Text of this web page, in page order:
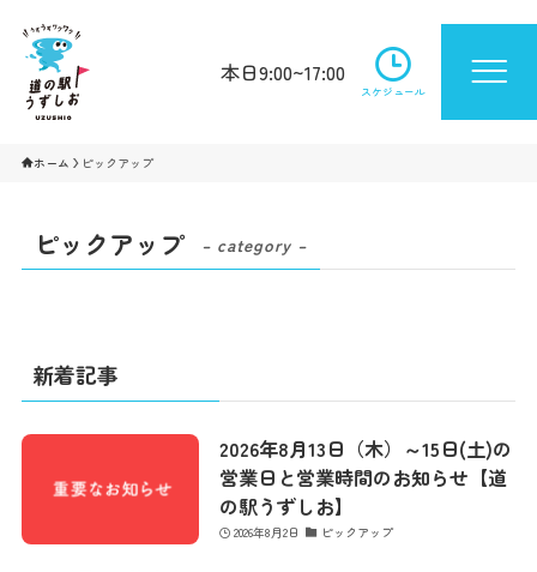
本日9:00~17:00
スケジュール
ホーム ピックアップ
ピックアップ – category –
新着記事
2026年8月13日（木）～15日(土)の
営業日と営業時間のお知らせ【道
の駅うずしお】
2026年8月2日 ピックアップ